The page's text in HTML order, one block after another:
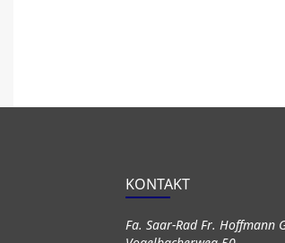
KONTAKT
Fa. Saar-Rad Fr. Hoffmann